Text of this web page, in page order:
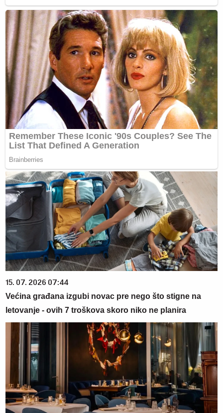
15. 07. 2026 07:44
Većina građana izgubi novac pre nego što stigne na
letovanje - ovih 7 troškova skoro niko ne planira